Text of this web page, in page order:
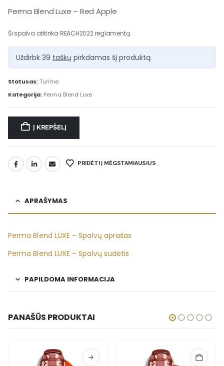
Perma Blend Luxe – Red Apple
Ši spalva atitinka REACH2022 reglamentą.
Uždirbk 39 taškų pirkdamas šį produktą
Statusas:Turime
Kategorija: Perma Blend Luxe
Į KREPŠELĮ
PRIDĖTI Į MĖGSTAMIAUSIUS
APRAŠYMAS
Perma Blend LUXE – Spalvų aprašas
Perma Blend LUXE – Spalvų sudėtis
PAPILDOMA INFORMACIJA
PANAŠŪS PRODUKTAI